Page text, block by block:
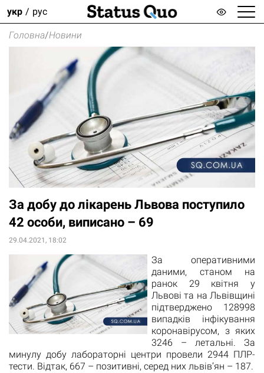
укр рус
Головна/Новини
За добу до лікарень Львова поступило
42 особи, виписано – 69
29.04.2021, 18:02
За оперативними
даними, станом на
ранок 29 квітня у
Львові та на Львівщині
підтверджено 128998
випадків інфікування
коронавірусом, з яких
3246 – летальні. За
минулу добу лабораторні центри провели 2944 ПЛР-
тести. Відтак, 667 – позитивні, серед них львів’ян – 187.